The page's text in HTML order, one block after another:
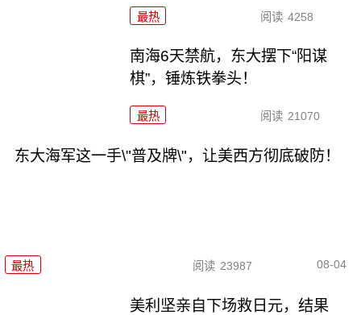
最热 阅读 4258
南海6天禁航，东大摆下“阳谋
棋”，锤炼铁拳头！
最热 阅读 21070
东大海军这一手\"普及牌\"，让美西方彻底破防！
最热 阅读 23987 08-04
美利坚亲自下场救日元，结果